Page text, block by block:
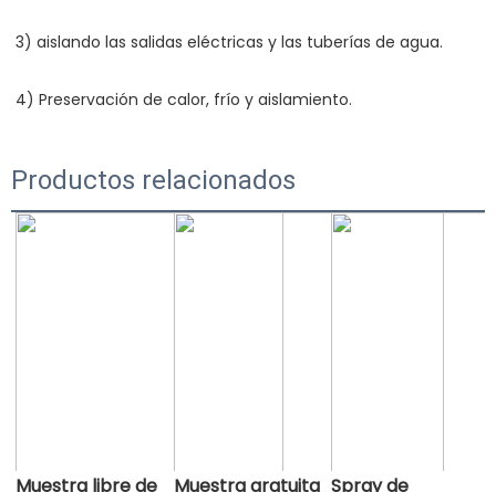
Productos relacionados
Muestra libre de
Muestra gratuita Spray de